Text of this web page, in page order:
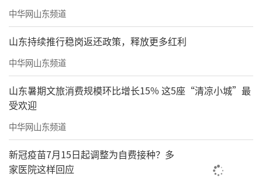
中华网山东频道
山东持续推行稳岗返还政策，释放更多红利
中华网山东频道
山东暑期文旅消费规模环比增长15% 这5座“清凉小城”最
受欢迎
中华网山东频道
新冠疫苗7月15日起调整为自费接种？多
家医院这样回应